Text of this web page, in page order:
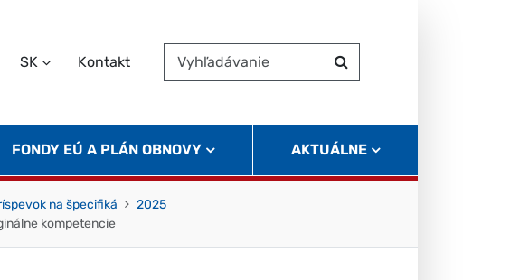
SK Kontakt
Vyhľadávanie
Hľadať
FONDY EÚ A PLÁN OBNOVY AKTUÁLNE
na špecifiká
2025
kompetencie